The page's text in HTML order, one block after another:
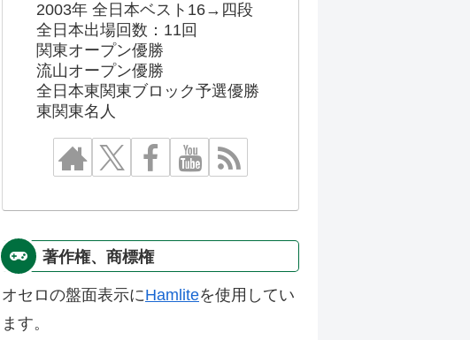
2003年 全日本ベスト16→四段
全日本出場回数：11回
関東オープン優勝
流山オープン優勝
全日本東関東ブロック予選優勝
東関東名人
著作権、商標権
オセロの盤面表示にHamliteを使用してい
ます。